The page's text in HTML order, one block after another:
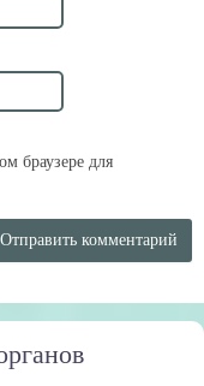
браузере для